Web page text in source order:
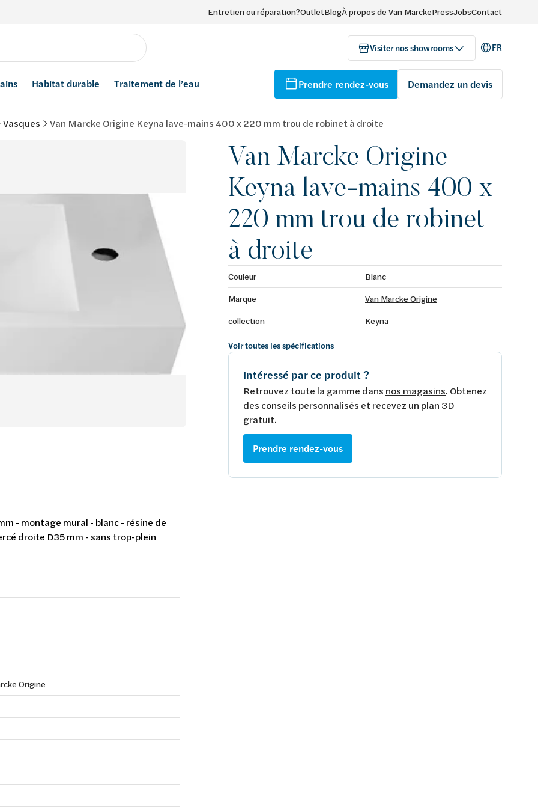
Entretien ou réparation?OutletBlogÀ propos de Van MarckePressJobsContact
Visiter nos showrooms FR
Habitat durable Traitement de l’eau Prendre rendez-vous Demandez un devis
Vasques Van Marcke Origine Keyna lave-mains 400 x 220 mm trou de robinet à droite
Van Marcke Origine
Keyna lave-mains 400 x
220 mm trou de robinet
à droite
Couleur
Blanc
Marque
Van Marcke Origine
collection
Keyna
Voir toutes les spécifications
Intéressé par ce produit ?
Retrouvez toute la gamme dans nos magasins. Obtenez
des conseils personnalisés et recevez un plan 3D
gratuit.
Prendre rendez-vous
- montage mural - blanc - résine de
droite D35 mm - sans trop-plein
Origine